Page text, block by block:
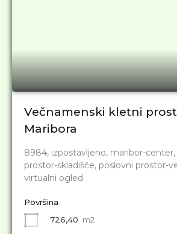
Večnamenski kletni
Maribora
8984, izpostavljeno, maribor-center,
prostor-skladišče, poslovni prostor-
virtualni ogled
Površina
726,40 m2